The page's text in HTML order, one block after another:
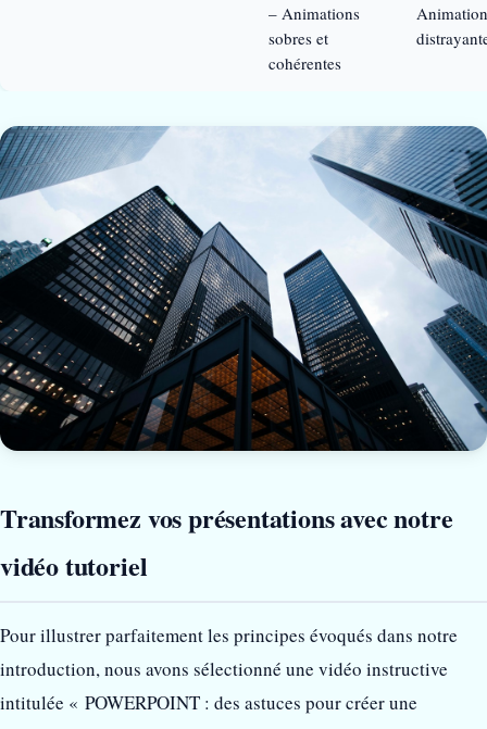
– Animations
sobres et
cohérentes
Transformez vos présentations avec notre
vidéo tutoriel
Pour illustrer parfaitement les principes évoqués dans notre
introduction, nous avons sélectionné une vidéo instructive
intitulée « POWERPOINT : des astuces pour créer une